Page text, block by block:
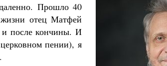
Прошло 40
отец Матфей
и после кончины. И
пении), я